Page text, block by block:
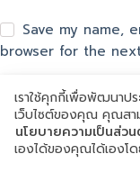
Save my name,
browser for the
แสดงความเห็น
เราใช้คุกกี้เพื่อพัฒนาป
เว็บไซต์ของคุณ คุณสา
นโยบายความเป็นส่ว
เองได้ของคุณได้เองโ